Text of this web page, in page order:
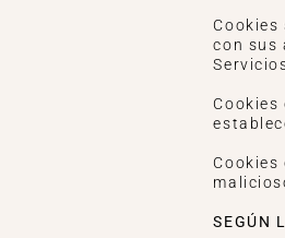
Cookies
con sus
Cookies
Cookies
SEGÚN